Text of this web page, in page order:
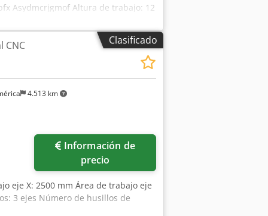
Asydmcrjgmof Altura de trabajo: 12
eje Y: 5 Husillos horizontales
de herramienta: Automático
Control: POWER PC 85 +
herramientas de 4 posiciones
Clasificado
4.513 km
CNC
precio
eje X: 2500 mm Área de trabajo eje
3 ejes Número de husillos de